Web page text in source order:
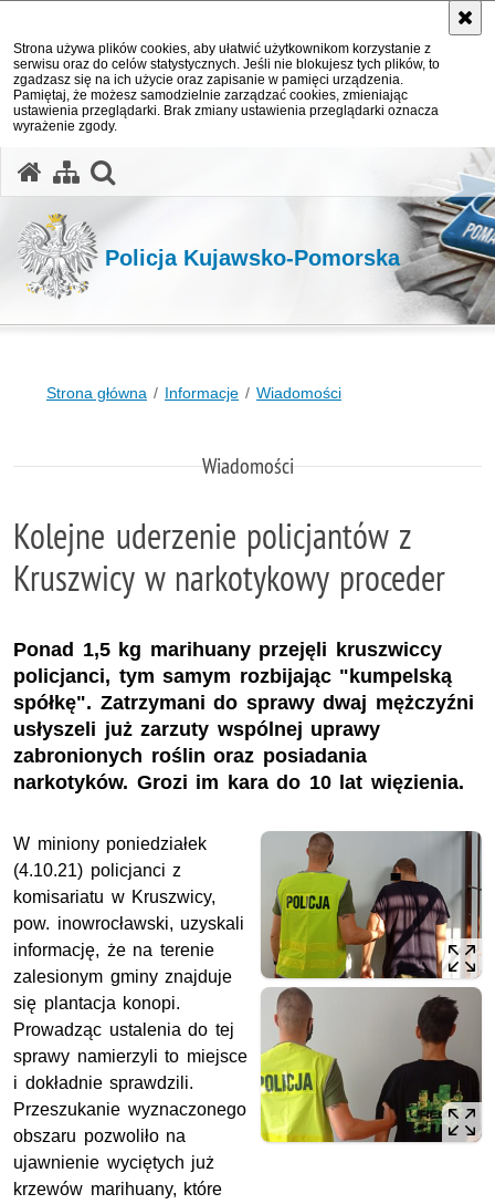
Strona używa plików cookies, aby ułatwić użytkownikom korzystanie z
serwisu oraz do celów statystycznych. Jeśli nie blokujesz tych plików, to
zgadzasz się na ich użycie oraz zapisanie w pamięci urządzenia.
Pamiętaj, że możesz samodzielnie zarządzać cookies, zmieniając
ustawienia przeglądarki. Brak zmiany ustawienia przeglądarki oznacza
wyrażenie zgody.
Policja Kujawsko-Pomorska
Strona główna Informacje Wiadomości
Wiadomości
Kolejne uderzenie policjantów z
Kruszwicy w narkotykowy proceder
Ponad 1,5 kg marihuany przejęli kruszwiccy
policjanci, tym samym rozbijając "kumpelską
spółkę". Zatrzymani do sprawy dwaj mężczyźni
usłyszeli już zarzuty wspólnej uprawy
zabronionych roślin oraz posiadania
narkotyków. Grozi im kara do 10 lat więzienia.
W miniony poniedziałek
(4.10.21) policjanci z
komisariatu w Kruszwicy,
pow. inowrocławski, uzyskali
informację, że na terenie
zalesionym gminy znajduje
się plantacja konopi.
Prowadząc ustalenia do tej
sprawy namierzyli to miejsce
i dokładnie sprawdzili.
Przeszukanie wyznaczonego
obszaru pozwoliło na
ujawnienie wyciętych już
krzewów marihuany, które